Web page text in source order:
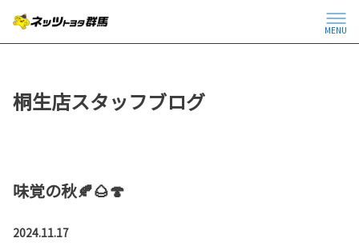
MENU
桐生店スタッフブログ
味覚の秋🍂🌰🍄
2024.11.17